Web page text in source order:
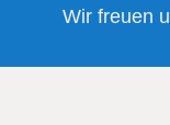
Wir freuen